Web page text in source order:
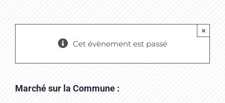
Cet évènement est passé
×
Marché sur la Commune :